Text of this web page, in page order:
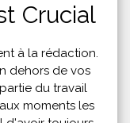
Crucial
à la rédaction.
dehors de vos
du travail
moments les